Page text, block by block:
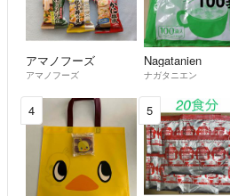
アマノフーズ
アマノフーズ
Nagatanien
ナガタニエン
4 5